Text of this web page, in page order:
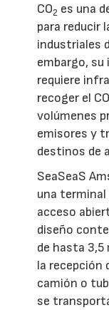
CO2 es una
para reducir
industriales
embargo,
requiere
recoger el CO
volúmenes
emisores y
destinos de
SeaSeaS
una terminal
acceso
diseño
de hasta 3,5
la recepción
camión o
se